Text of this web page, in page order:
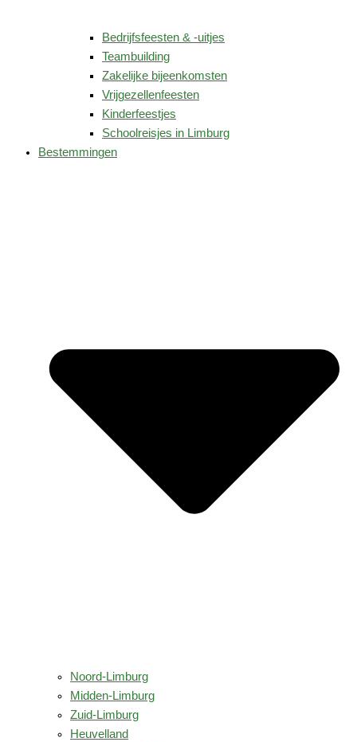
Bedrijfsfeesten & -uitjes
Teambuilding
Zakelijke bijeenkomsten
Vrijgezellenfeesten
Kinderfeestjes
Schoolreisjes in Limburg
Bestemmingen
Noord-Limburg
Midden-Limburg
Zuid-Limburg
Heuvelland